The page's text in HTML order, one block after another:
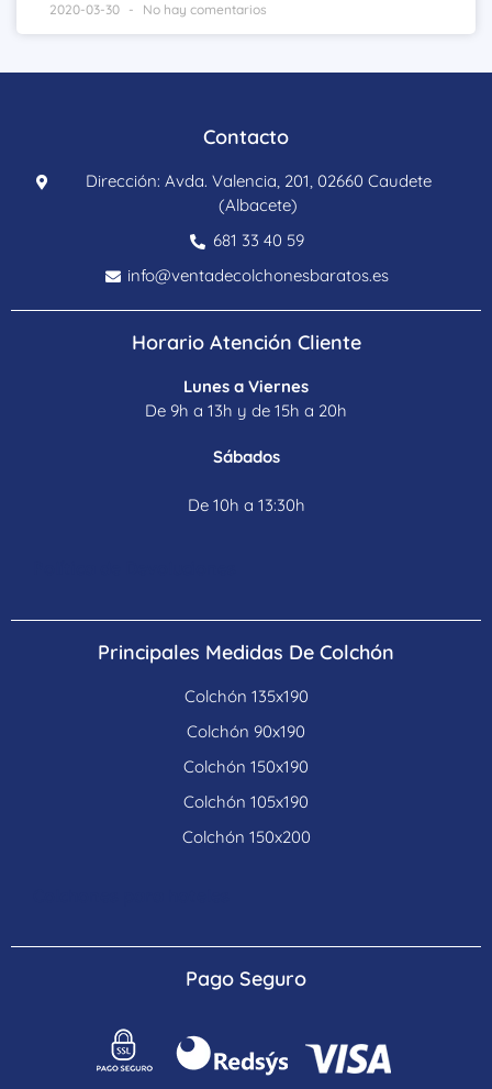
2020-03-30 No hay comentarios
Contacto
Dirección: Avda. Valencia, 201, 02660 Caudete
(Albacete)
681 33 40 59
info@ventadecolchonesbaratos.es
Horario Atención Cliente
Lunes a Viernes
De 9h a 13h y de 15h a 20h
Sábados
De 10h a 13:30h
Principales Medidas De Colchón
Colchón 135x190
Colchón 90x190
Colchón 150x190
Colchón 105x190
Colchón 150x200
Pago Seguro